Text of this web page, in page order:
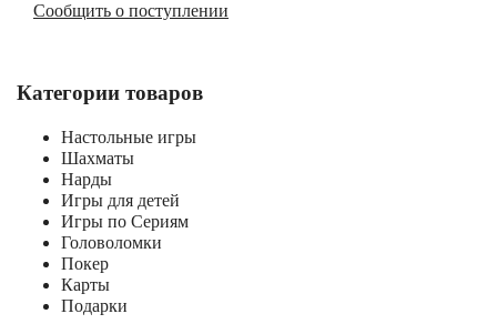
Сообщить о поступлении
Категории товаров
Настольные игры
Шахматы
Нарды
Игры для детей
Игры по Сериям
Головоломки
Покер
Карты
Подарки